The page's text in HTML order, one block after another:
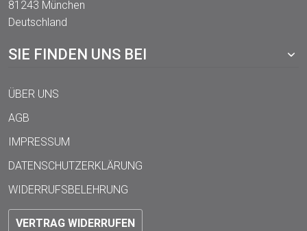
81243 München
Deutschland
SIE FINDEN UNS BEI
ÜBER UNS
AGB
IMPRESSUM
DATENSCHUTZERKLÄRUNG
WIDERRUFSBELEHRUNG
VERTRAG WIDERRUFEN